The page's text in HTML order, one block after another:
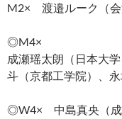
M2× 渡邉ルーク（会
◎M4×
成瀬瑶太朗（日本大
斗（京都工学院）、
◎W4× 中島真央（成